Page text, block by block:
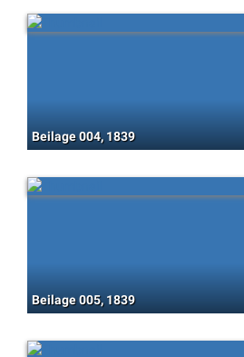
Beilage 004, 1839
Beilage 005, 1839